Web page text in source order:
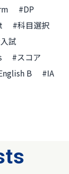
#DP
#科目選択
試
#スコア
B
#IA